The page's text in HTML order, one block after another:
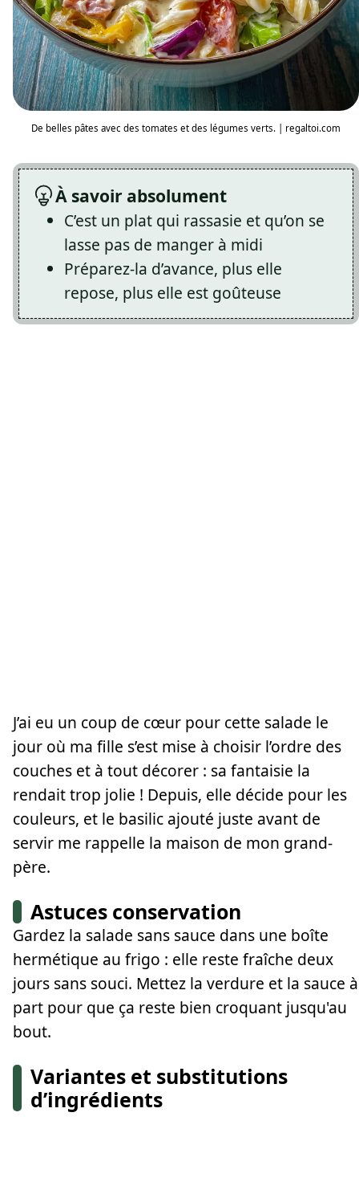
De belles pâtes avec des tomates et des légumes verts. | regaltoi.com
À savoir absolument
C’est un plat qui rassasie et qu’on se
lasse pas de manger à midi
Préparez-la d’avance, plus elle
repose, plus elle est goûteuse
J’ai eu un coup de cœur pour cette salade le
jour où ma fille s’est mise à choisir l’ordre des
couches et à tout décorer : sa fantaisie la
rendait trop jolie ! Depuis, elle décide pour les
couleurs, et le basilic ajouté juste avant de
servir me rappelle la maison de mon grand-
père.
Astuces conservation
Gardez la salade sans sauce dans une boîte
hermétique au frigo : elle reste fraîche deux
jours sans souci. Mettez la verdure et la sauce à
part pour que ça reste bien croquant jusqu'au
bout.
Variantes et substitutions
d’ingrédients